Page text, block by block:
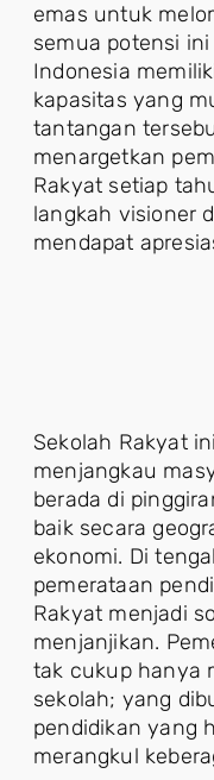
emas untuk
semua potensi
Indonesia
kapasitas yang
tantangan
menargetkan
Rakyat setiap
langkah visioner
mendapat
Sekolah Rakyat
menjangkau
berada di
baik secara
ekonomi. Di
pemerataan
Rakyat menjadi
menjanjikan.
tak cukup hanya
sekolah; yang
pendidikan yang
merangkul